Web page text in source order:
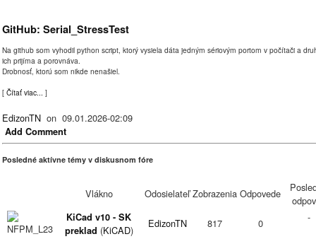
GitHub: Serial_StressTest
Na github som vyhodil python script, ktorý vysiela dáta jedným sériovým portom v počítači a
ich prijíma a porovnáva.
Drobnosť, ktorú som nikde nenašiel.
[ Čítať viac... ]
EdizonTN on 09.01.2026-02:09
Add Comment
Posledné aktívne témy v diskusnom fóre
Vlákno Odosielateľ Zobrazenia Odpovede
KiCad v10 - SK
preklad (KiCAD)
EdizonTN 817 0 -